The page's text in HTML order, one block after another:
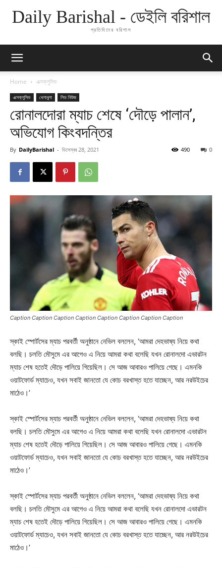
Daily Barishal - ডেইলি বরিশাল
প্রতিদিনের বরিশাল
Home এক্সক্লুসিভ
এক্সক্লুসিভ খেলাধুলা লিড নিউজ
রোনালদোরা ম্যাচ শেষে ‘দৌড়ে পালান’,
অভিযোগ কিংবদন্তির
By DailyBarishal - ডিসেম্বর 28, 2021 0
490
Caption Caption Caption Caption Caption Caption Caption Caption
স্কাই স্পোর্টসের ম্যাচ পরবর্তী অনুষ্ঠানে নেভিল বললেন, ‘আমরা দেহভাষ্য নিয়ে কথা
বলছি। চলতি মৌসুমে এর আগেও এ নিয়ে আমরা কথা বলেছি যখন রোনালদো এভারটন
ম্যাচ শেষ হতেই দৌড়ে পালিয়ে গিয়েছিল। সে আজ আবারও পালিয়ে গেছে। এমনকি
ওয়াটফোর্ড ম্যাচেও, যখন সবাই জানতো যে কোচ বরখাস্ত হতে যাচ্ছেন, আর নরউইচের
মাঠেও।’
স্কাই স্পোর্টসের ম্যাচ পরবর্তী অনুষ্ঠানে নেভিল বললেন, ‘আমরা দেহভাষ্য নিয়ে কথা
বলছি। চলতি মৌসুমে এর আগেও এ নিয়ে আমরা কথা বলেছি যখন রোনালদো এভারটন
ম্যাচ শেষ হতেই দৌড়ে পালিয়ে গিয়েছিল। সে আজ আবারও পালিয়ে গেছে। এমনকি
ওয়াটফোর্ড ম্যাচেও, যখন সবাই জানতো যে কোচ বরখাস্ত হতে যাচ্ছেন, আর নরউইচের
মাঠেও।’
স্কাই স্পোর্টসের ম্যাচ পরবর্তী অনুষ্ঠানে নেভিল বললেন, ‘আমরা দেহভাষ্য নিয়ে কথা
বলছি। চলতি মৌসুমে এর আগেও এ নিয়ে আমরা কথা বলেছি যখন রোনালদো এভারটন
ম্যাচ শেষ হতেই দৌড়ে পালিয়ে গিয়েছিল। সে আজ আবারও পালিয়ে গেছে। এমনকি
ওয়াটফোর্ড ম্যাচেও, যখন সবাই জানতো যে কোচ বরখাস্ত হতে যাচ্ছেন, আর নরউইচের
মাঠেও।’